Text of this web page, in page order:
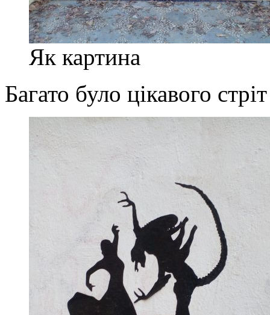
Як картина
Багато було цікавого